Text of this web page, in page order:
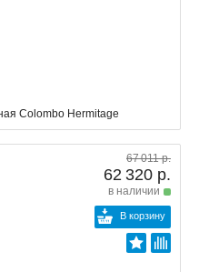
Colombo Hermitage
67 011 р.
62 320 р.
в наличии
В корзину